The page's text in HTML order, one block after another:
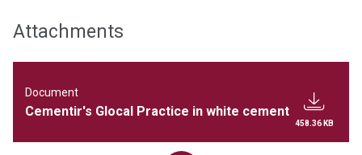
Attachments
Document
Cementir's Glocal Practice in white cement
458.36 KB